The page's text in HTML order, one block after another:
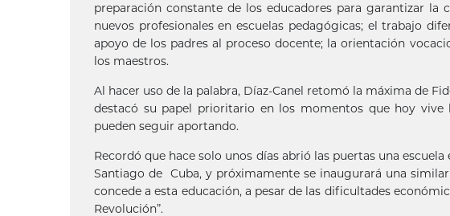
preparación constante de los educadores para garantizar
nuevos profesionales en escuelas pedagógicas; el trabajo
apoyo de los padres al proceso docente; la orientación
los maestros.
Al hacer uso de la palabra, Díaz-Canel retomó la máxima de
destacó su papel prioritario en los momentos que hoy
pueden seguir aportando.
Recordó que hace solo unos días abrió las puertas una
Santiago de Cuba, y próximamente se inaugurará una
concede a esta educación, a pesar de las dificultades
Revolución”.